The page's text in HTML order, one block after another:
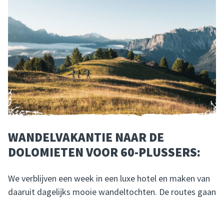
WANDELVAKANTIE NAAR DE
DOLOMIETEN VOOR 60-PLUSSERS:
We verblijven een week in een luxe hotel en maken van
daaruit dagelijks mooie wandeltochten. De routes gaan